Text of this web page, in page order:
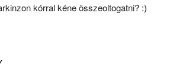
kórral kéne összeoltogatni? :)